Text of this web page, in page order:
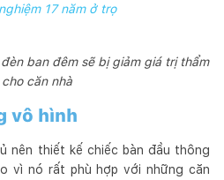
17 năm ở trọ
ban đêm sẽ bị giảm giá trị thẩm
căn nhà
vô hình
nên thiết kế chiếc bàn đầu thông
vì nó rất phù hợp với những căn